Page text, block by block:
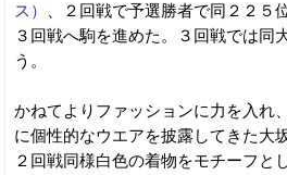
ス）
、２回戦で予選勝者で同２２５
３回戦へ駒を進めた。３回戦では同
う。
かねてよりファッションに力を入れ
に個性的なウエアを披露してきた大
２回戦同様白色の着物をモチーフと